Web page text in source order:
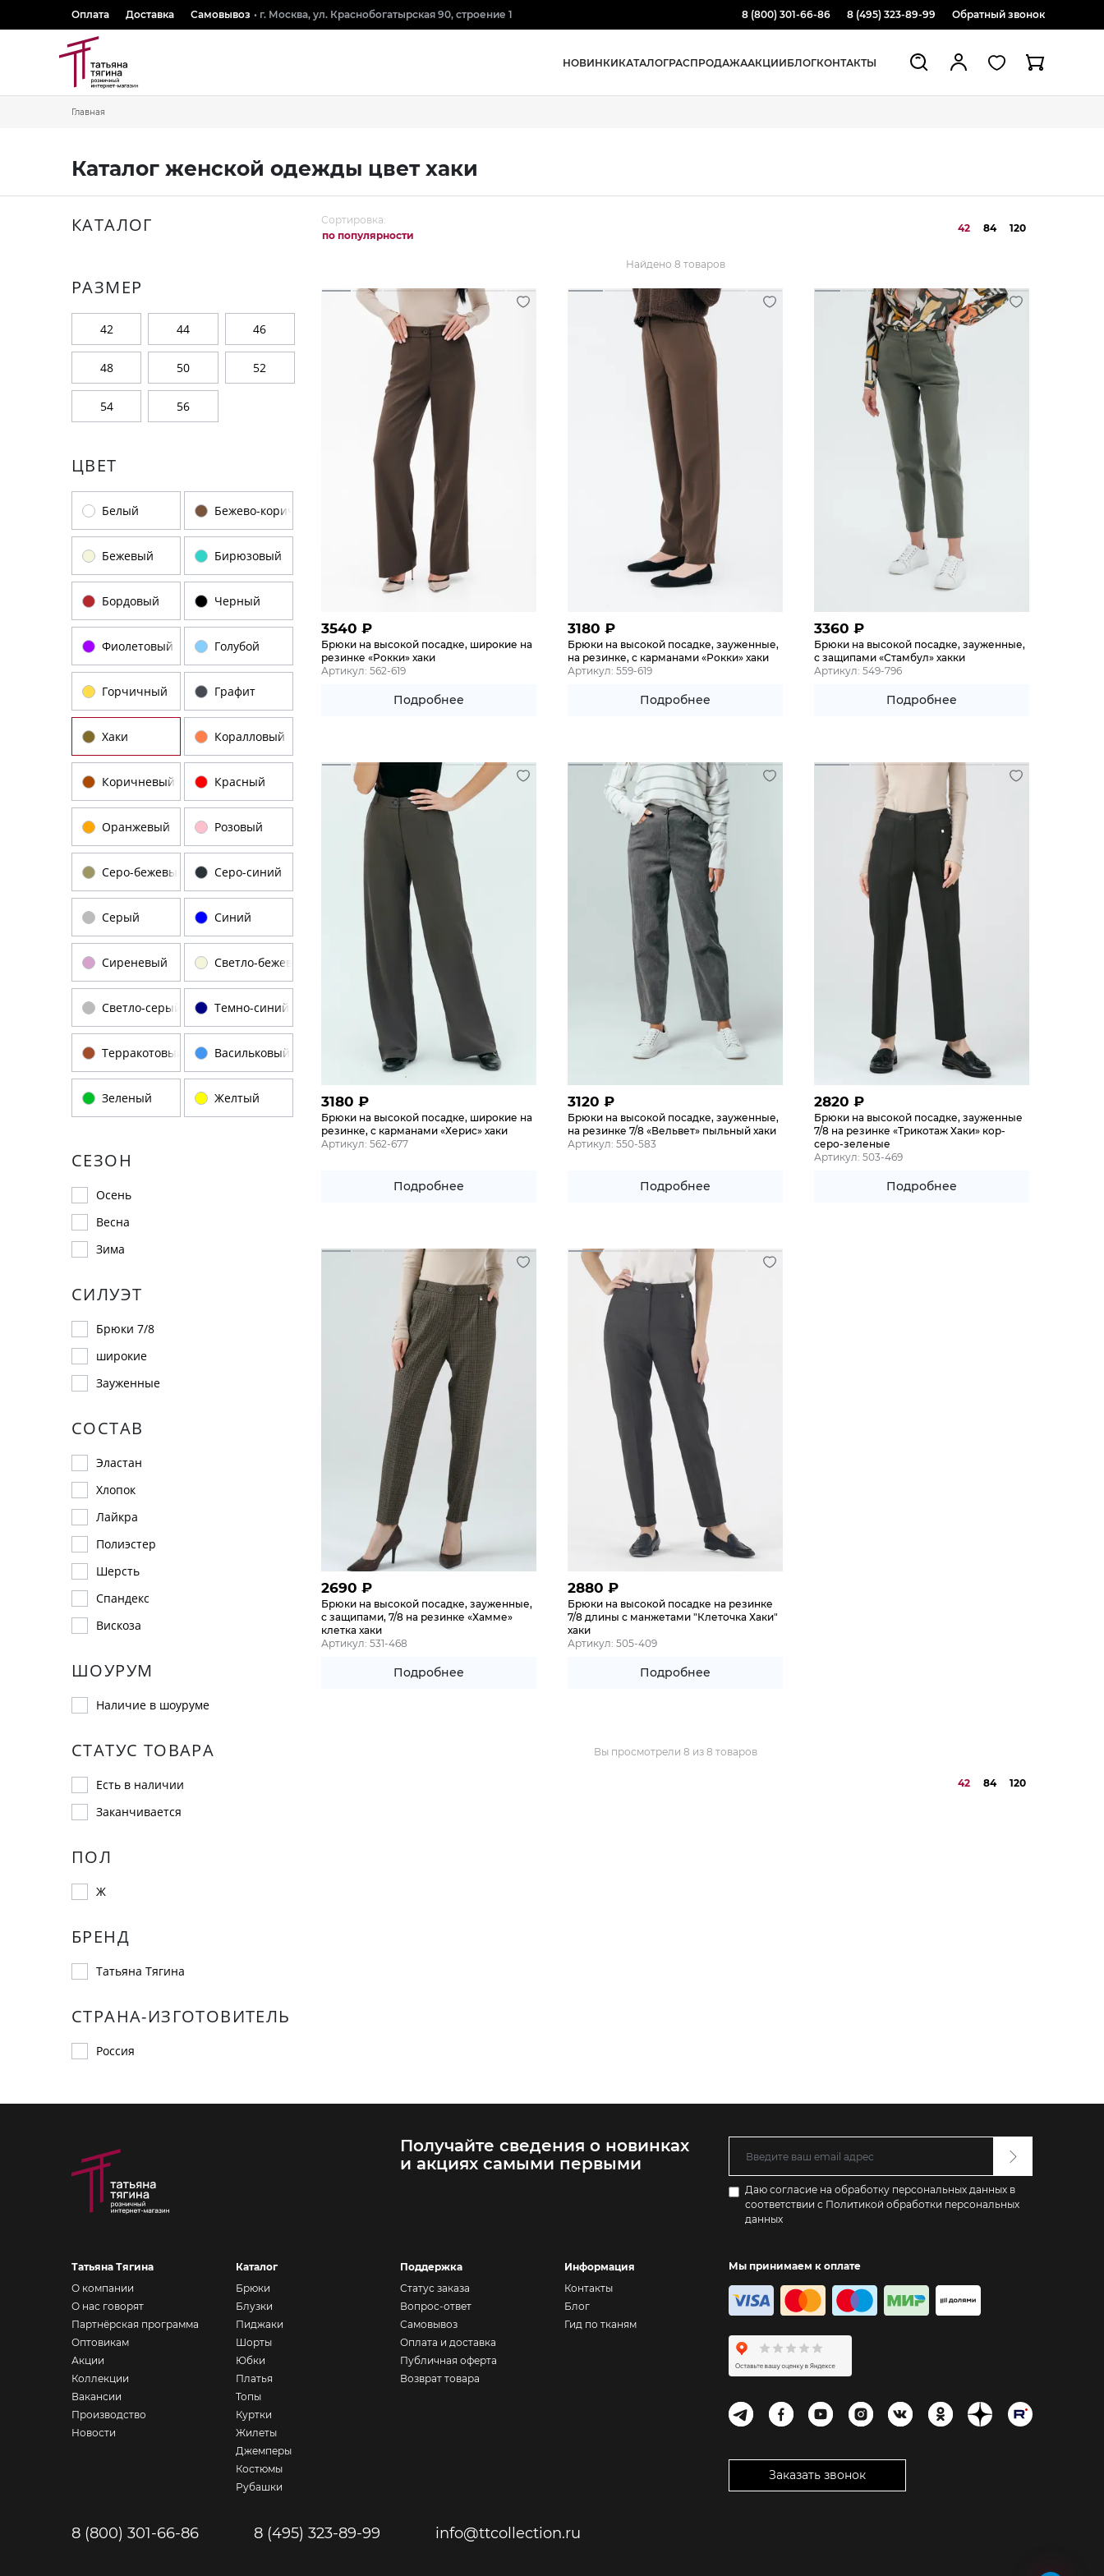
Оплата Доставка Самовывоз • г. Москва, ул. Краснобогатырская 90, строение 1 8 (800) 301-66-86 8 (495) 323-89-99 Обратный звонок
НОВИНКИКАТАЛОГРАСПРОДАЖААКЦИИБЛОГКОНТАКТЫ
Главная
Каталог женской одежды цвет хаки
КАТАЛОГ
РАЗМЕР
42 44 46
48 50 52
54 56
ЦВЕТ
Белый Бежево-коричневый
Бежевый Бирюзовый
Бордовый Черный
Фиолетовый Голубой
Горчичный Графит
Хаки Коралловый
Коричневый Красный
Оранжевый Розовый
Серо-бежевый Серо-синий
Серый Синий
Сиреневый Светло-бежевый
Светло-серый Темно-синий
Терракотовый Васильковый
Зеленый Желтый
СЕЗОН
Осень
Весна
Зима
СИЛУЭТ
Брюки 7/8
широкие
Зауженные
СОСТАВ
Эластан
Хлопок
Лайкра
Полиэстер
Шерсть
Спандекс
Вискоза
ШОУРУМ
Наличие в шоуруме
СТАТУС ТОВАРА
Есть в наличии
Заканчивается
ПОЛ
Ж
БРЕНД
Татьяна Тягина
СТРАНА-ИЗГОТОВИТЕЛЬ
Россия
Сортировка:
по популярности
42 84 120
Найдено 8 товаров
3540 ₽
Брюки на высокой посадке, широкие на
резинке «Рокки» хаки
Артикул: 562-619
Подробнее
3180 ₽
Брюки на высокой посадке, зауженные,
на резинке, с карманами «Рокки» хаки
Артикул: 559-619
Подробнее
3360 ₽
Брюки на высокой посадке, зауженные,
с защипами «Стамбул» хакки
Артикул: 549-796
Подробнее
3180 ₽
Брюки на высокой посадке, широкие на
резинке, с карманами «Херис» хаки
Артикул: 562-677
Подробнее
3120 ₽
Брюки на высокой посадке, зауженные,
на резинке 7/8 «Вельвет» пыльный хаки
Артикул: 550-583
Подробнее
2820 ₽
Брюки на высокой посадке, зауженные
7/8 на резинке «Трикотаж Хаки» кор-
серо-зеленые
Артикул: 503-469
Подробнее
2690 ₽
Брюки на высокой посадке, зауженные,
с защипами, 7/8 на резинке «Хамме»
клетка хаки
Артикул: 531-468
Подробнее
2880 ₽
Брюки на высокой посадке на резинке
7/8 длины с манжетами "Клеточка Хаки"
хаки
Артикул: 505-409
Подробнее
Вы просмотрели 8 из 8 товаров
42 84 120
Получайте сведения о новинках
и акциях самыми первыми
Даю согласие на обработку персональных данных в
соответствии с Политикой обработки персональных
данных
Татьяна Тягина
О компании
О нас говорят
Партнёрская программа
Оптовикам
Акции
Коллекции
Вакансии
Производство
Новости
Каталог
Брюки
Блузки
Пиджаки
Шорты
Юбки
Платья
Топы
Куртки
Жилеты
Джемперы
Костюмы
Рубашки
Поддержка
Статус заказа
Вопрос-ответ
Самовывоз
Оплата и доставка
Публичная оферта
Возврат товара
Информация
Контакты
Блог
Гид по тканям
Мы принимаем к оплате
Заказать звонок
8 (800) 301-66-86 8 (495) 323-89-99 info@ttcollection.ru